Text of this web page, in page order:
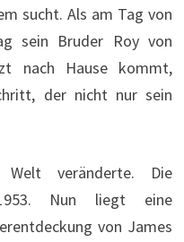
sucht. Als am Tag von
sein Bruder Roy von
nach Hause kommt,
der nicht nur sein
veränderte. Die
1953. Nun liegt eine
von James